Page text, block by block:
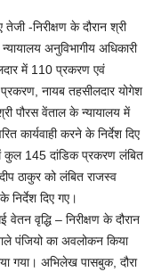
-निरीक्षण के दौरान श्री
अनुविभागीय अधिकारी
में 110 प्रकरण एवं
नायब तहसीलदार योगेश
पौरस वेंताल के न्यायालय में
कार्यवाही करने के निर्देश दिए
में कुल 145 दांडिक प्रकरण लंबित
ठाकुर को लंबित राजस्व
दिए गए।
वेतन वृद्धि – निरीक्षण के दौरान
पंजियो का अवलोकन किया
गया। अभिलेख पासबुक, दौरा